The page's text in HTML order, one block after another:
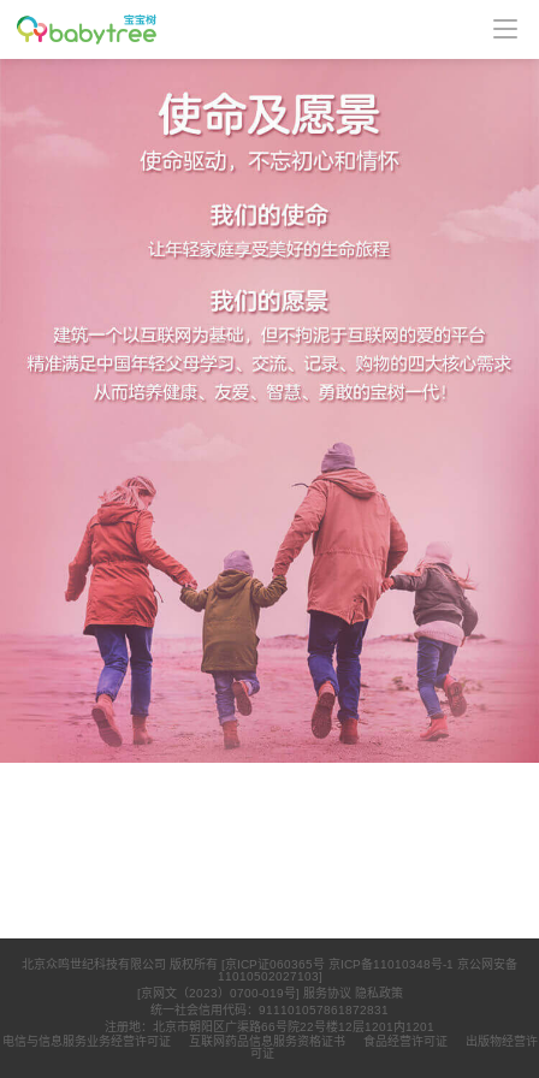
北京众鸣世纪科技有限公司 版权所有 [京ICP证060365号 京ICP备11010348号-1
京公网安备
11010502027103]
[京网文（2023）0700-019号] 服务协议 隐私政策
统一社会信用代码：911101057861872831
注册地：北京市朝阳区广渠路66号院22号楼12层1201内1201
电信与信息服务业务经营许可证
互联网药品信息服务资格证书 食品经营许可证
出版物经营许
可证